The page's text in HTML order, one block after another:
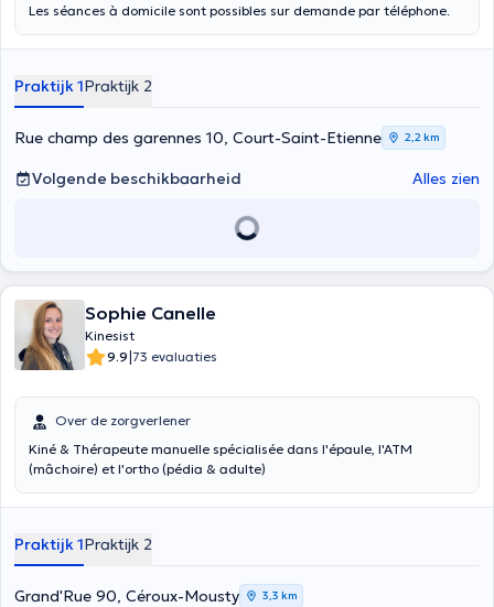
Les séances à domicile sont possibles sur demande par téléphone.
Praktijk 1Praktijk 2
Rue champ des garennes 10, Court-Saint-Etienne 2,2 km
Volgende beschikbaarheid Alles zien
Sophie Canelle
Kinesist
9.9|73 evaluaties
Over de zorgverlener
Kiné & Thérapeute manuelle spécialisée dans l'épaule, l'ATM
(mâchoire) et l'ortho (pédia & adulte)
Praktijk 1Praktijk 2
Grand'Rue 90, Céroux-Mousty 3,3 km